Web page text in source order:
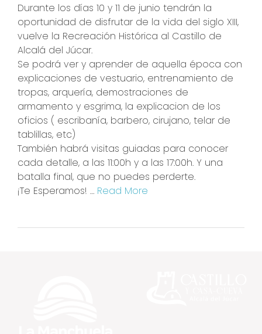
Durante los días 10 y 11 de junio tendrán la
oportunidad de disfrutar de la vida del siglo XIII,
vuelve la Recreación Histórica al Castillo de
Alcalá del Júcar.
Se podrá ver y aprender de aquella época con
explicaciones de vestuario, entrenamiento de
tropas, arquería, demostraciones de
armamento y esgrima, la explicacion de los
oficios ( escribanía, barbero, cirujano, telar de
tablillas, etc)
También habrá visitas guiadas para conocer
cada detalle, a las 11:00h y a las 17:00h. Y una
batalla final, que no puedes perderte.
¡Te Esperamos! … Read More